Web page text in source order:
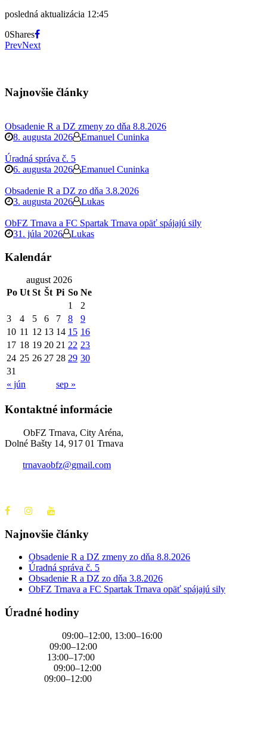
posledná aktualizácia 12:45
0Shares
PrevNext
Najnovšie články
Obsadenie R a DZ zmeny zo dňa 8.8.2026
8. augusta 2026
Emanuel Cuninka
Úradná správa č. 5
6. augusta 2026
Emanuel Cuninka
Obsadenie R a DZ zo dňa 3.8.2026
3. augusta 2026
Lukas
ObFZ Trnava a FC Spartak Trnava opäť spájajú sily
31. júla 2026
Lukas
Kalendár
august 2026
Po Ut St Št Pi So Ne
« jún sep »
1
2
3
4 5 6 7 8
9
10 11 12 13 14 15 16
17 18 19 20 21 22 23
24 25 26 27 28 29 30
31
Kontaktné informácie
ObFZ Trnava, City Aréna,
Dolné Bašty 14, 917 01 Trnava
trnavaobfz@gmail.com
Najnovšie články
Obsadenie R a DZ zmeny zo dňa 8.8.2026
Úradná správa č. 5
Obsadenie R a DZ zo dňa 3.8.2026
ObFZ Trnava a FC Spartak Trnava opäť spájajú sily
Úradné hodiny
09:00–12:00, 13:00–16:00
09:00–12:00
13:00–17:00
09:00–12:00
09:00–12:00